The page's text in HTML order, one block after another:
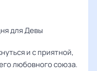
для Девы
и с приятной,
любовного союза.